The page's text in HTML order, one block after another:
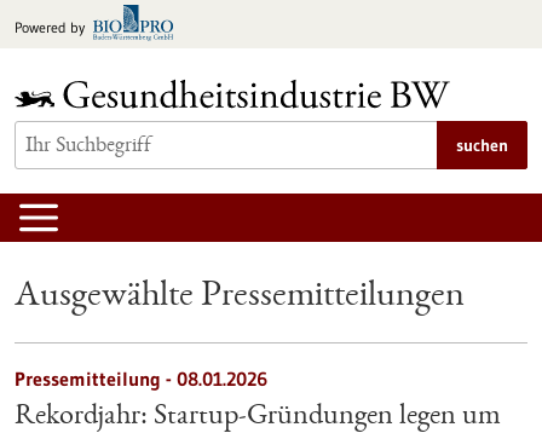
Inhalt
Powered by
suchen
Ausgewählte Pressemitteilungen
Pressemitteilung - 08.01.2026
Rekordjahr: Startup-Gründungen legen um